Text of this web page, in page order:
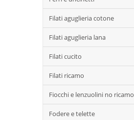
Filati aguglieria cotone
Filati aguglieria lana
Filati cucito
Filati ricamo
Fiocchi e lenzuolini no ricamo
Fodere e telette